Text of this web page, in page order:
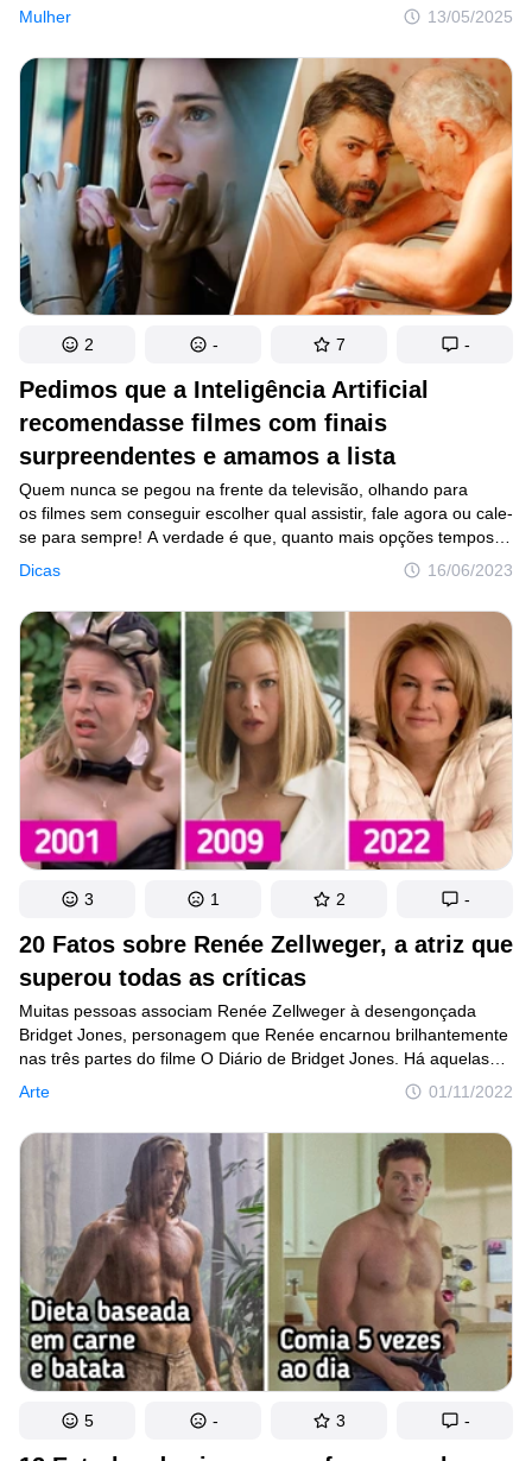
Mulher 13/05/2025
tiradas em diferentes fases da vida. Difícil dizer se a mudança
veio de uma make bem feita ou de métodos mais drásticos, mas
o resultado salta aos olhos. E no final do artigo, você confere
a história de Renée Zellweger, que precisou de anos até se sentir
pronta para falar sobre a suposta cirurgia pela qual teria
passado.
Pedimos que a Inteligência Artificial
recomendasse filmes com finais
surpreendentes e amamos a lista
Dicas 16/06/2023
Quem nunca se pegou na frente da televisão, olhando para
os filmes sem conseguir escolher qual assistir, fale agora ou cale-
se para sempre! A verdade é que, quanto mais opções tempos,
mais demoramos para conseguir sair do eterno looping
de passar para o próximo. E muitas vezes, quando escolhemos,
nos decepcionamos com a qualidade da obra. Por isso
pensamos: será que as Inteligências Artificiais poderiam fazer
boas recomendações de filmes com finais surpreendentes para
facilitar nossa vida? Perguntamos a elas e nos surpreendemos
com o resultado. Veja as opções!
2 - 7 -
20 Fatos sobre Renée Zellweger, a atriz que
superou todas as críticas
Arte 01/11/2022
Muitas pessoas associam Renée Zellweger à desengonçada
Bridget Jones, personagem que Renée encarnou brilhantemente
nas três partes do filme O Diário de Bridget Jones. Há aquelas
que lembram dela como Roxie Hart, de Chicago; e outras a veem
como a icônica Judy Garland, do recente filme Judy. Mas uma
coisa é certa: Renée Zellweger é uma atriz de talento
indescritível, que, ao longo de sua carreira, participou
de dezenas de filmes — alguns medianos, outros inesquecíveis.
3 1 2 -
5 - 3 -